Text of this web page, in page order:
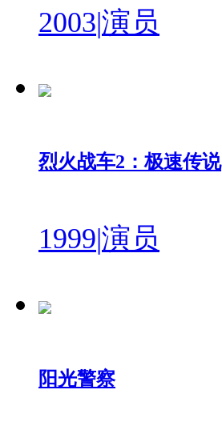
2003|演员
烈火战车2：极速传说
1999|演员
阳光警察